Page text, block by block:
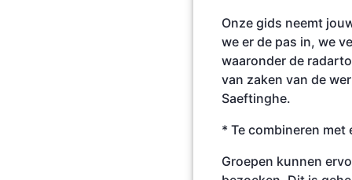
Onze gids neemt
we er de pas in, we
waaronder de
van zaken van de
Saeftinghe.
* Te combineren met
Groepen kunnen